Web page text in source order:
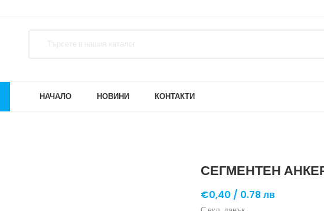
НАЧАЛО НОВИНИ КОНТАКТИ
СЕГМЕНТЕН
€0,40 / 0.78 лв